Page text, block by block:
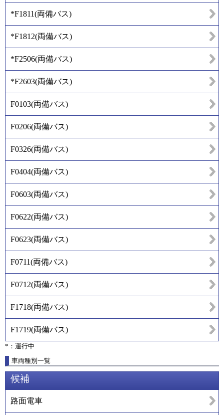
*F1811(両備バス)
*F1812(両備バス)
*F2506(両備バス)
*F2603(両備バス)
F0103(両備バス)
F0206(両備バス)
F0326(両備バス)
F0404(両備バス)
F0603(両備バス)
F0622(両備バス)
F0623(両備バス)
F0711(両備バス)
F0712(両備バス)
F1718(両備バス)
F1719(両備バス)
*：運行中
車両種別一覧
候補
路面電車